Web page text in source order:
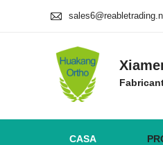

CASA